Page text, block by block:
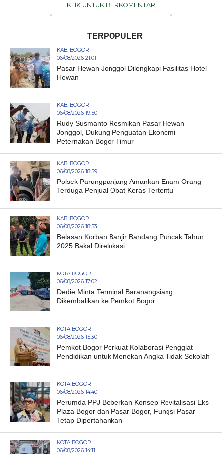
KLIK UNTUK BERKOMENTAR
TERPOPULER
KAB. BOGOR
06/08/2026 21:01
Pasar Hewan Jonggol Dilengkapi Fasilitas Hotel
Hewan
KAB. BOGOR
06/08/2026 19:50
Rudy Susmanto Resmikan Pasar Hewan
Jonggol, Dukung Penguatan Ekonomi
Peternakan Bogor Timur
KAB. BOGOR
06/08/2026 18:59
Polsek Parungpanjang Amankan Enam Orang
Terduga Penjual Obat Keras Tertentu
KAB. BOGOR
06/08/2026 18:53
Belasan Korban Banjir Bandang Puncak Tahun
2025 Bakal Direlokasi
KOTA BOGOR
06/08/2026 17:02
Dedie Minta Terminal Baranangsiang
Dikembalikan ke Pemkot Bogor
KOTA BOGOR
06/08/2026 15:30
Pemkot Bogor Perkuat Kolaborasi Penggiat
Pendidikan untuk Menekan Angka Tidak Sekolah
KOTA BOGOR
06/08/2026 14:40
Perumda PPJ Beberkan Konsep Revitalisasi Eks
Plaza Bogor dan Pasar Bogor, Fungsi Pasar
Tetap Dipertahankan
KOTA BOGOR
06/08/2026 14:11